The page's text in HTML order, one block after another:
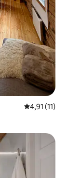
Średnia
4,91 (11)